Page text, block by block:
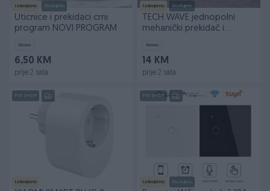
Izdvojeno Dostupno
Uticnice i prekidaci crni
program NOVI PROGRAM
Novo
6,50 KM
prije 2 sata
Izdvojeno Dostupno
TECH WAVE jednopolni
mehanički prekidač i
Novo
14 KM
prije 2 sata
PIK SHOP
Izdvojeno
PIK SHOP
Izdvojeno Dostupno